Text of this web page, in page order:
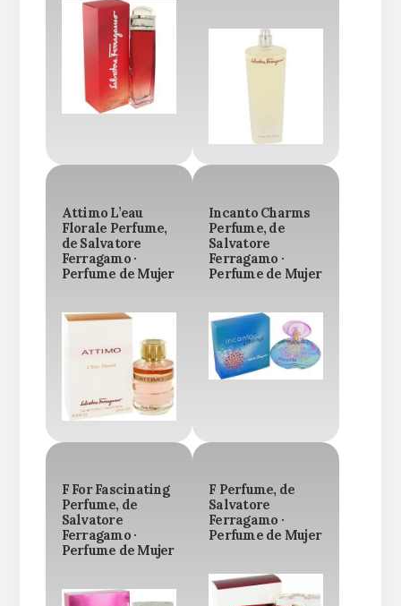
Attimo L’eau
Florale Perfume,
de Salvatore
Ferragamo ·
Perfume de Mujer
Incanto Charms
Perfume, de
Salvatore
Ferragamo ·
Perfume de Mujer
F For Fascinating
Perfume, de
Salvatore
Ferragamo ·
Perfume de Mujer
F Perfume, de
Salvatore
Ferragamo ·
Perfume de Mujer